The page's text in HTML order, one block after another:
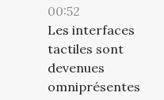
00:52
Les interfaces
tactiles sont
devenues
omniprésentes